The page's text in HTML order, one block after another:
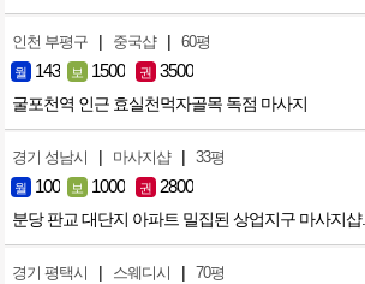
인천 부평구 | 중국샵 | 60평
월 143 보 1500 권 3500
굴포천역 인근 효실천먹자골목 독점 마사지
경기 성남시 | 마사지샵 | 33평
월 100 보 1000 권 2800
분당 판교 대단지 아파트 밀집된 상업지구 마사지샵.
경기 평택시 | 스웨디시 | 70평